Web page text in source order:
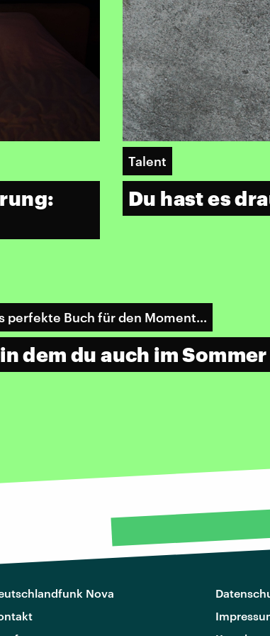
Talent
Du hast es
perfekte Buch für den Moment...
dem du auch im
Nova